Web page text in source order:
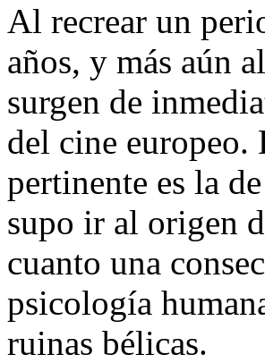
Al recrear un
años, y más aún
surgen de
del cine europeo.
pertinente es la
supo ir al origen
cuanto una
psicología
ruinas bélicas.